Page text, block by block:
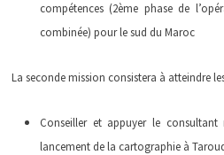
compétences (2ème phase de
combinée) pour le sud du Maroc
La seconde mission consistera à atteindre
Conseiller et appuyer le
lancement de la cartographie à